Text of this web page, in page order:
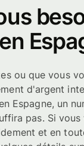
ou que vous
d'argent
Espagne, un
pas. Si
et en